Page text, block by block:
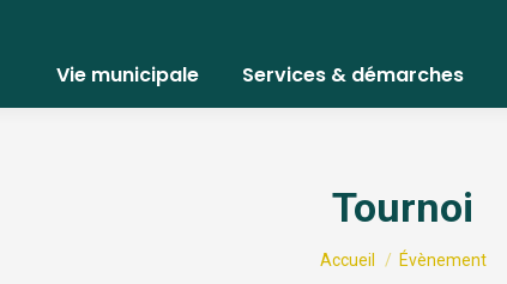
Vie municipale Services & démarches
Tournoi
Vous êtes ici :
Accueil Évènement